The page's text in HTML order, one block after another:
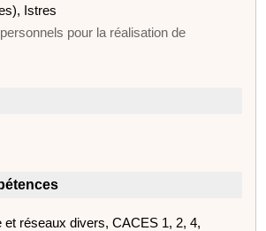
Istres
pour la réalisation de
et réseaux divers, CACES 1, 2, 4,